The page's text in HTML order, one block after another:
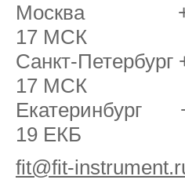
Москва +7
17 МСК
Санкт-
17 МСК
Екатеринбург
19 ЕКБ
fit@fit-